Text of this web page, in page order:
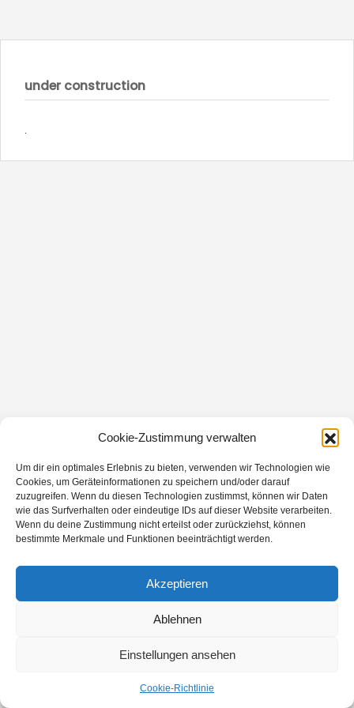
Cookie-Zustimmung verwalten
Um dir ein optimales Erlebnis zu bieten, verwenden wir Technologien wie
Cookies, um Geräteinformationen zu speichern und/oder darauf
zuzugreifen. Wenn du diesen Technologien zustimmst, können wir Daten
wie das Surfverhalten oder eindeutige IDs auf dieser Website verarbeiten.
Wenn du deine Zustimmung nicht erteilst oder zurückziehst, können
bestimmte Merkmale und Funktionen beeinträchtigt werden.
Akzeptieren
Ablehnen
Einstellungen ansehen
Cookie-Richtlinie
under construction